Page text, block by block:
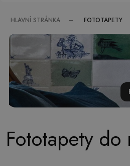
HLAVNÍ STRÁNKA FOTOTAPETY
Fototapety do